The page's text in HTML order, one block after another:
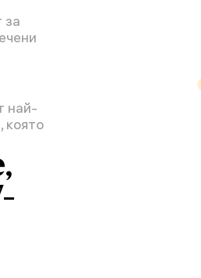
за
най-
която